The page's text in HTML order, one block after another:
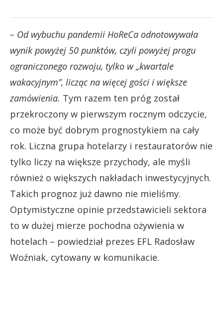
– Od wybuchu pandemii HoReCa odnotowywała
wynik powyżej 50 punktów, czyli powyżej progu
ograniczonego rozwoju, tylko w „kwartale
wakacyjnym”, licząc na więcej gości i większe
zamówienia. Tym razem ten próg został
przekroczony w pierwszym rocznym odczycie,
co może być dobrym prognostykiem na cały
rok. Liczna grupa hotelarzy i restauratorów nie
tylko liczy na większe przychody, ale myśli
również o większych nakładach inwestycyjnych.
Takich prognoz już dawno nie mieliśmy.
Optymistyczne opinie przedstawicieli sektora
to w dużej mierze pochodna ożywienia w
hotelach – powiedział prezes EFL Radosław
Woźniak, cytowany w komunikacie.